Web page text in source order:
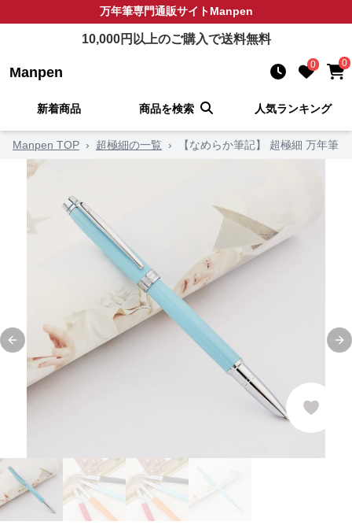
万年筆専門通販サイトManpen
10,000円以上のご購入で送料無料
Manpen 0 0
新着商品 商品を検索 人気ランキング
Manpen TOP › 超極細の一覧 › 【なめらか筆記】 超極細 万年筆
Previous slide